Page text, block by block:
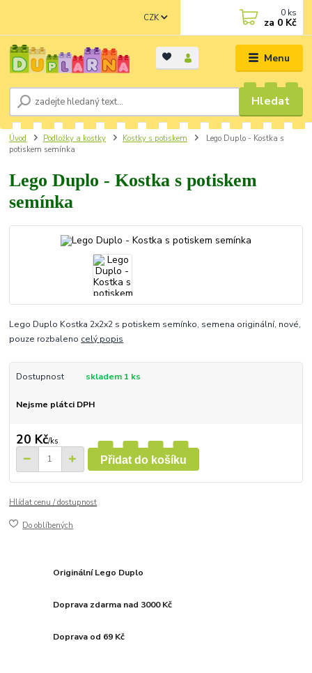
Menu
CZK
Hledat
0 ks
za 0 Kč
Úvod Podložky a kostky Kostky s potiskem
Lego Duplo - Kostka s
potiskem semínka
Lego Duplo - Kostka s potiskem
semínka
Lego Duplo Kostka 2x2x2 s potiskem semínko, semena originální, nové,
pouze rozbaleno celý popis
Dostupnost skladem 1 ks
Nejsme plátci DPH
20 Kč/ks
Přidat do košíku
Hlídat cenu / dostupnost
Do oblíbených
Originální Lego Duplo
Doprava zdarma nad 3000 Kč
Doprava od 69 Kč